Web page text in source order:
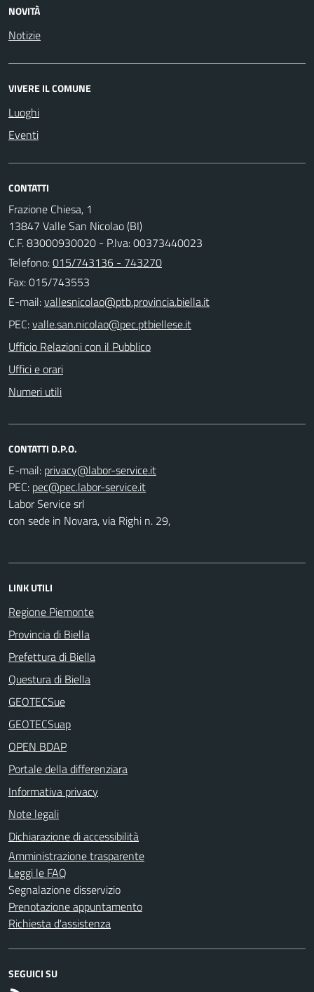
NOVITÀ
Notizie
VIVERE IL COMUNE
Luoghi
Eventi
CONTATTI
Frazione Chiesa, 1
13847 Valle San Nicolao (BI)
C.F. 83000930020 - P.Iva: 00373440023
Telefono:015/743136 - 743270
Fax: 015/743553
E-mail:
PEC:
Ufficio Relazioni con il Pubblico
Uffici e orari
Numeri utili
CONTATTI D.P.O.
E-mail:
PEC:
Labor Service srl
con sede in Novara, via Righi n. 29,
LINK UTILI
Regione Piemonte
Provincia di Biella
Prefettura di Biella
Questura di Biella
GEOTECSue
GEOTECSuap
OPEN BDAP
Portale della differenziara
Informativa privacy
Note legali
Dichiarazione di accessibilità
Amministrazione trasparente
Leggi le FAQ
Segnalazione disservizio
Prenotazione appuntamento
Richiesta d'assistenza
SEGUICI SU